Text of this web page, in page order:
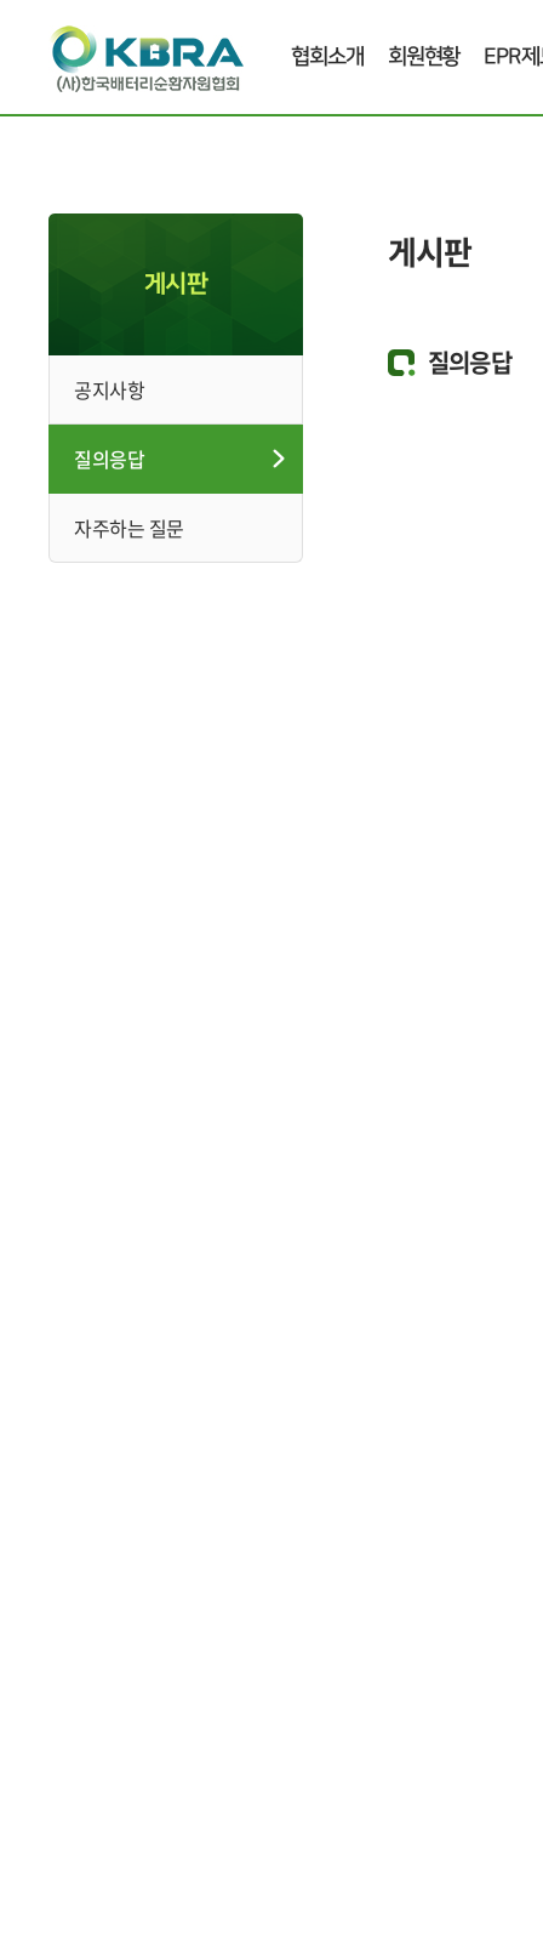
협회소개 회원현황 EPR
게시판
공지사항
질의응답
자주하는 질문
게시판
질의응답